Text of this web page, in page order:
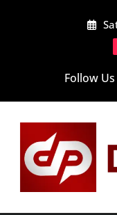
Follow Us